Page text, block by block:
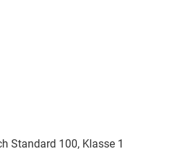
Standard 100, Klasse 1